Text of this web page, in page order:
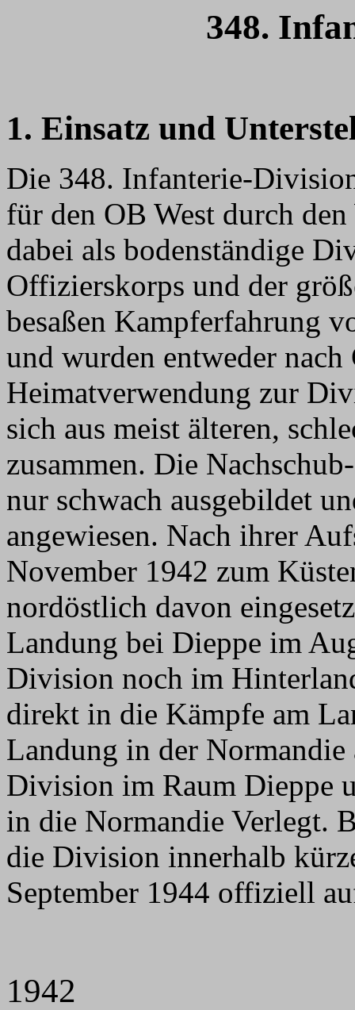
348.
1. Einsatz und
Die 348. Infanterie-
für den OB West durch
dabei als bodenständige
Offizierskorps und der
besaßen Kampferfahrung
und wurden entweder
Heimatverwendung zur
sich aus meist älteren,
zusammen. Die
nur schwach ausgebildet
angewiesen. Nach ihrer
November 1942 zum
nordöstlich davon
Landung bei Dieppe im
Division noch im
direkt in die Kämpfe am
Landung in der
Division im Raum Dieppe
in die Normandie Verlegt.
die Division innerhalb
September 1944 offiziell
1942